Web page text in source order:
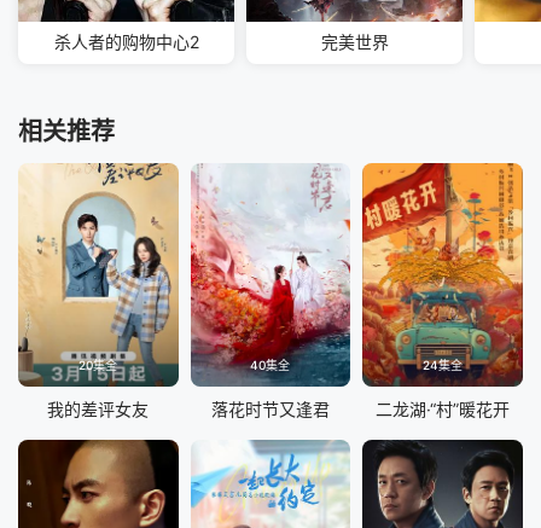
杀人者的购物中心2 完美世界
相关推荐
20集全
我的差评女友
40集全
落花时节又逢君
24集全
二龙湖·“村”暖花开